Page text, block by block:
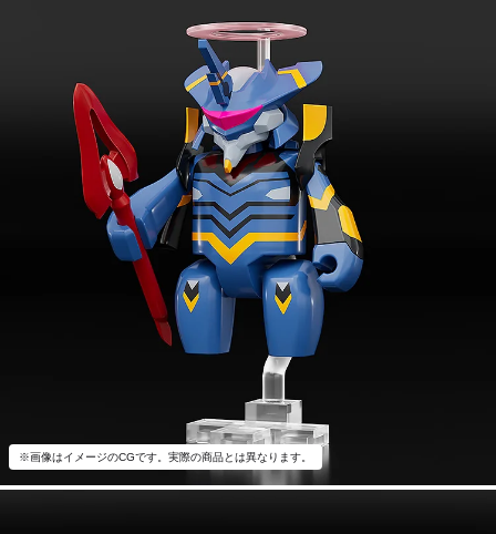
※画像はイメージのCGです。実際の商品とは異なります。